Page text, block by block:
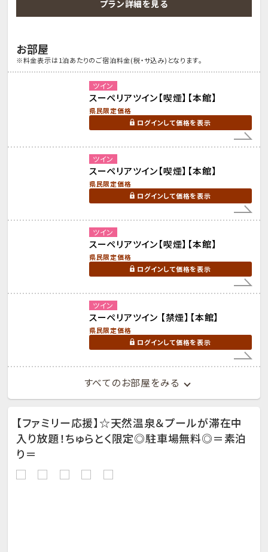
プラン詳細を見る
お部屋
※料金表示は1泊あたりのご宿泊料金(税・サ込み)となります。
ツイン
スーペリアツイン【喫煙】【本館】
県民限定価格
ログインして価格を表示
ツイン
スーペリアツイン【喫煙】【本館】
県民限定価格
ログインして価格を表示
ツイン
スーペリアツイン【喫煙】【本館】
県民限定価格
ログインして価格を表示
ツイン
スーペリアツイン 【禁煙】【本館】
県民限定価格
ログインして価格を表示
すべてのお部屋をみる
【ファミリー応援】☆天然温泉＆プールが滞在中
入り放題！ちゅらとく限定◎駐車場無料◎＝素泊
り＝